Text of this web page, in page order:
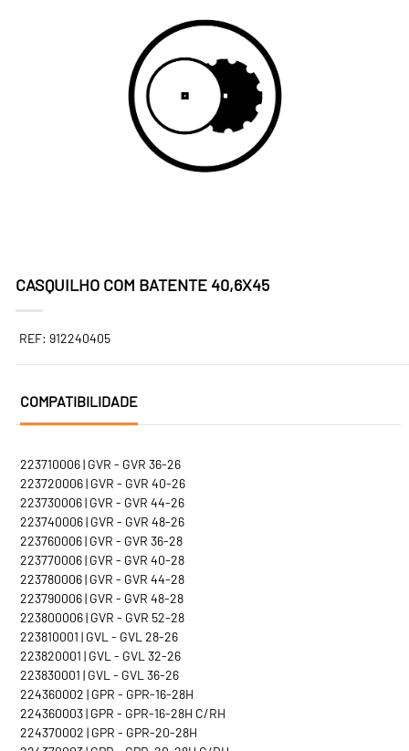
CASQUILHO COM BATENTE 40,6X45
REF: 912240405
COMPATIBILIDADE
223710006 | GVR - GVR 36-26
223720006 | GVR - GVR 40-26
223730006 | GVR - GVR 44-26
223740006 | GVR - GVR 48-26
223760006 | GVR - GVR 36-28
223770006 | GVR - GVR 40-28
223780006 | GVR - GVR 44-28
223790006 | GVR - GVR 48-28
223800006 | GVR - GVR 52-28
223810001 | GVL - GVL 28-26
223820001 | GVL - GVL 32-26
223830001 | GVL - GVL 36-26
224360002 | GPR - GPR-16-28H
224360003 | GPR - GPR-16-28H C/RH
224370002 | GPR - GPR-20-28H